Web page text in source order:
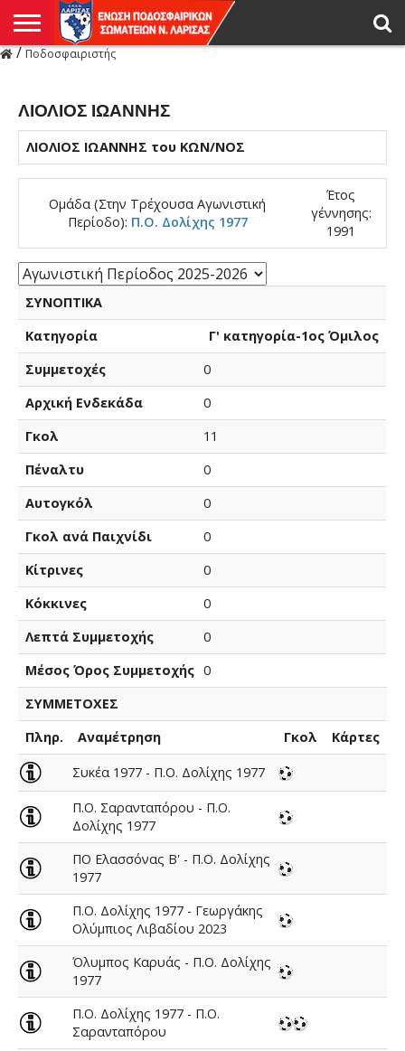
/Ποδοσφαιριστής
ΛΙΟΛΙΟΣ ΙΩΑΝΝΗΣ
ΛΙΟΛΙΟΣ ΙΩΑΝΝΗΣ του ΚΩΝ/ΝΟΣ
Ομάδα (Στην Τρέχουσα Αγωνιστική
Περίοδο): Π.Ο. Δολίχης 1977
Έτος
γέννησης:
1991
ΣΥΝΟΠΤΙΚΑ
Κατηγορία
Γ' κατηγορία-1ος Όμιλος
Συμμετοχές
0
Αρχική Ενδεκάδα
0
Γκολ
11
Πέναλτυ
0
Αυτογκόλ
0
Γκολ ανά Παιχνίδι
0
Κίτρινες
0
Κόκκινες
0
Λεπτά Συμμετοχής
0
Μέσος Όρος Συμμετοχής 0
ΣΥΜΜΕΤΟΧΕΣ
Πληρ.
Αναμέτρηση Γκολ Κάρτες
Συκέα 1977 - Π.Ο. Δολίχης 1977
Π.Ο. Σαρανταπόρου - Π.Ο.
Δολίχης 1977
ΠΟ Ελασσόνας Β' - Π.Ο. Δολίχης
1977
Π.Ο. Δολίχης 1977 - Γεωργάκης
Ολύμπιος Λιβαδίου 2023
Όλυμπος Καρυάς - Π.Ο. Δολίχης
1977
Π.Ο. Δολίχης 1977 - Π.Ο.
Σαρανταπόρου